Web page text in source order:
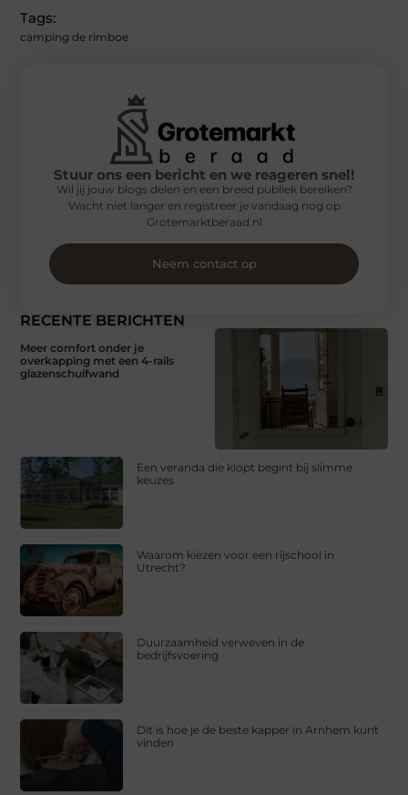
Tags:
camping de rimboe
RECENTE BERICHTEN
Meer comfort onder je
overkapping met een 4-rails
glazenschuifwand
Een veranda die klopt begint bij slimme
keuzes
Waarom kiezen voor een rijschool in
Utrecht?
Duurzaamheid verweven in de
bedrijfsvoering
Dit is hoe je de beste kapper in Arnhem kunt
vinden
Stuur ons een bericht en we reageren snel!
Wil jij jouw blogs delen en een breed publiek bereiken?
Wacht niet langer en registreer je vandaag nog op
Grotemarktberaad.nl
Neem contact op